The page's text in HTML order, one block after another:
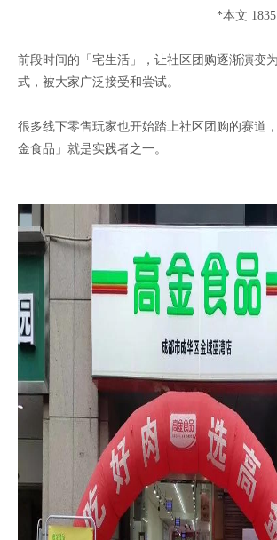
*本文
前段时间的「宅生活」，让社区团购逐渐演变
式，被大家广泛接受和尝试。
很多线下零售玩家也开始踏上社区团购的赛道
金食品」就是实践者之一。